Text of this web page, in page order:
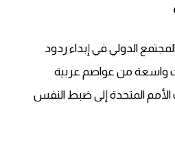
الدولي في إبداء ردود
واسعة من عواصم عربية
المتحدة إلى ضبط النفس